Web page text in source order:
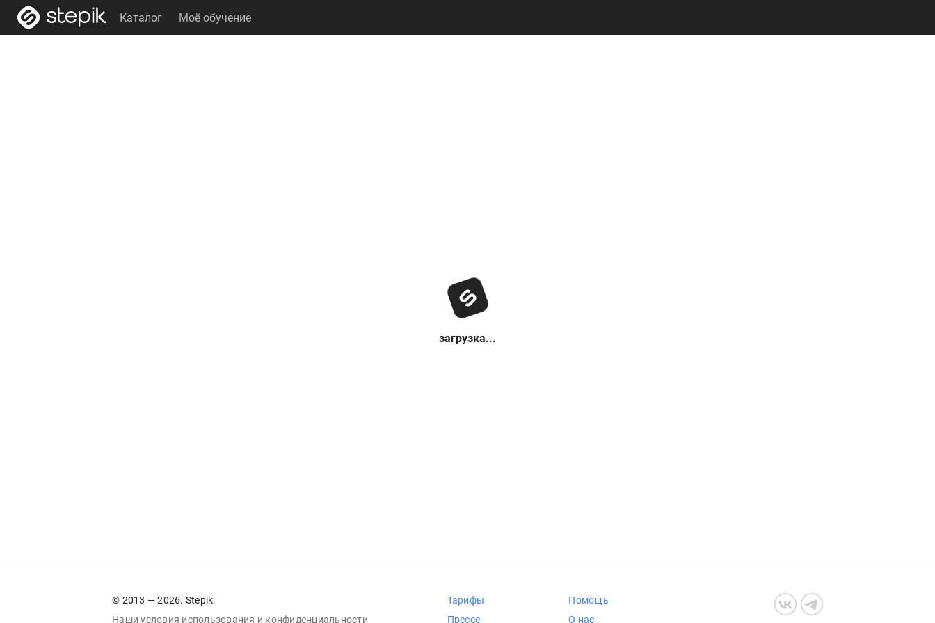
Каталог Моё обучение
загрузка...
© 2013 — 2026. Stepik
Наши условия использования и конфиденциальности
Тарифы
Прессе
Помощь
О нас